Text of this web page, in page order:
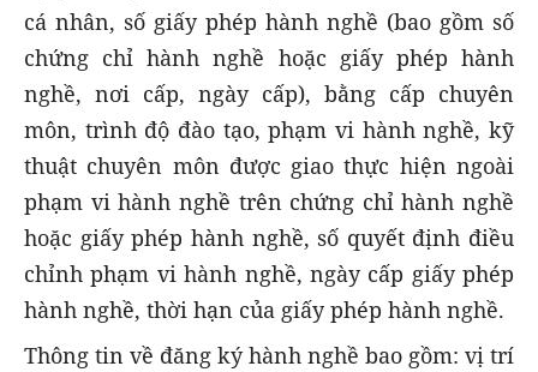
cá nhân, số giấy phép hành nghề (bao gồm số
chứng chỉ hành nghề hoặc giấy phép hành
nghề, nơi cấp, ngày cấp), bằng cấp chuyên
môn, trình độ đào tạo, phạm vi hành nghề, kỹ
thuật chuyên môn được giao thực hiện ngoài
phạm vi hành nghề trên chứng chỉ hành nghề
hoặc giấy phép hành nghề, số quyết định điều
chỉnh phạm vi hành nghề, ngày cấp giấy phép
hành nghề, thời hạn của giấy phép hành nghề.
Thông tin về đăng ký hành nghề bao gồm: vị trí